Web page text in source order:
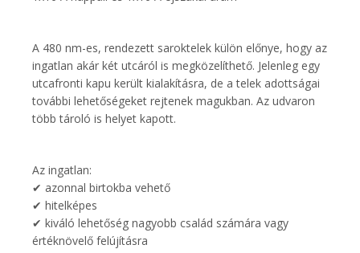
A 480 nm-es, rendezett saroktelek külön előnye, hogy az
ingatlan akár két utcáról is megközelíthető. Jelenleg egy
utcafronti kapu került kialakításra, de a telek adottságai
további lehetőségeket rejtenek magukban. Az udvaron
több tároló is helyet kapott.
Az ingatlan:
✔ azonnal birtokba vehető
✔ hitelképes
✔ kiváló lehetőség nagyobb család számára vagy
értéknövelő felújításra